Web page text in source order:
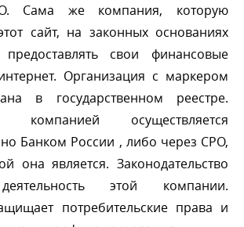
Сама же компания, которую
сайт, на законных основаниях
свои финансовые
Организация с маркером
в государственном реестре.
осуществляется
Банком России , либо через СРО,
она является. Законодательство
этой компании.
потребительские права и